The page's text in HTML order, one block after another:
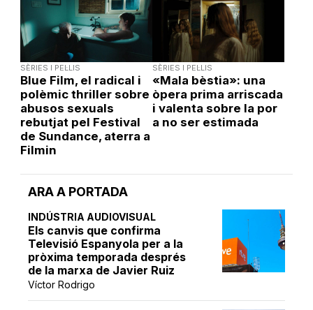
ARA A PORTADA
INDÚSTRIA AUDIOVISUAL
Els canvis que confirma
Televisió Espanyola per a la
pròxima temporada després
de la marxa de Javier Ruiz
Víctor Rodrigo
SÈRIES I PEL·LIS
Blue Film, el radical i
polèmic thriller sobre
abusos sexuals
rebutjat pel Festival
de Sundance, aterra a
Filmin
SÈRIES I PEL·LIS
«Mala bèstia»: una
òpera prima arriscada
i valenta sobre la por
a no ser estimada